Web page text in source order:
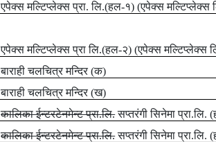
एपेक्स मल्टिप्लेक्स प्रा. लि.(हल-१) (एपेक्स मल्टिप्लेक्स
एपेक्स मल्टिप्लेक्स प्रा लि.(हल-२) (एपेक्स मल्टिप्लेक्स
बाराही चलचित्र मन्दिर (क)
बाराही चलचित्र मन्दिर (ख)
कालिका ईन्टरटेनमेन्ट प्रा.लि.सप्तरंगी सिनेमा प्रा.लि.
कालिका ईन्टरटेनमेन्ट प्रा.लि. सप्तरंगी सिनेमा प्रा.लि.